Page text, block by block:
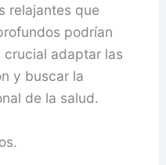
relajantes que
podrían
crucial adaptar las
y buscar la
de la salud.